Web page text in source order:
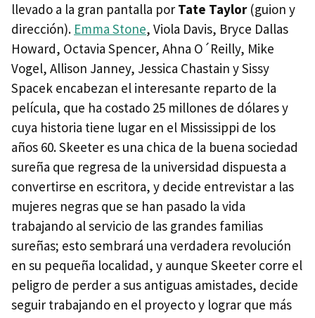
llevado a la gran pantalla por Tate Taylor(guion y
dirección). Emma Stone, Viola Davis, Bryce Dallas
Howard, Octavia Spencer, Ahna O´Reilly, Mike
Vogel, Allison Janney, Jessica Chastain y Sissy
Spacek encabezan el interesante reparto de la
película, que ha costado 25 millones de dólares y
cuya historia tiene lugar en el Mississippi de los
años 60. Skeeter es una chica de la buena sociedad
sureña que regresa de la universidad dispuesta a
convertirse en escritora, y decide entrevistar a las
mujeres negras que se han pasado la vida
trabajando al servicio de las grandes familias
sureñas; esto sembrará una verdadera revolución
en su pequeña localidad, y aunque Skeeter corre el
peligro de perder a sus antiguas amistades, decide
seguir trabajando en el proyecto y lograr que más